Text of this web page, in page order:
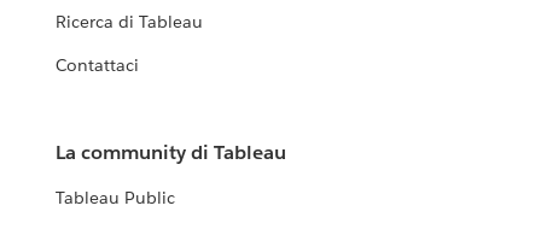
Ricerca di Tableau
Contattaci
La community di Tableau
Tableau Public